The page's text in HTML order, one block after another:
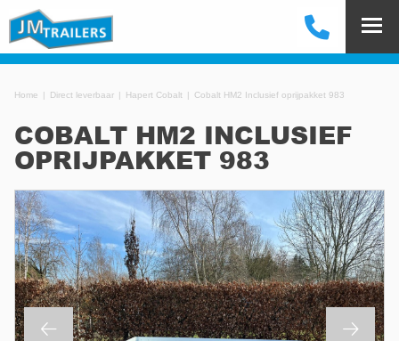
Home Direct leverbaar Hapert Cobalt Cobalt HM2 Inclusief oprijpakket 983
COBALT HM2 INCLUSIEF
OPRIJPAKKET 983